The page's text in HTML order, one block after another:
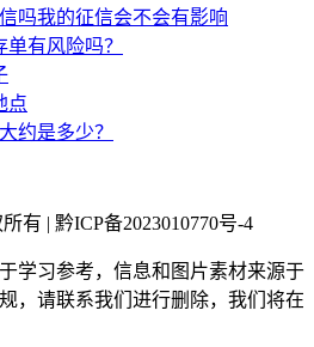
吗我的征信会不会有影响
有风险吗？
点
约是多少？
有 | 黔ICP备2023010770号-4
学习参考，信息和图片素材来源于
，请联系我们进行删除，我们将在